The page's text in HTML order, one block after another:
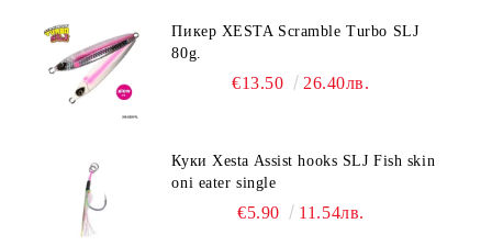
Пикер XESTA Scramble Turbo SLJ
80g.
€13.50 26.40лв.
Куки Xesta Assist hooks SLJ Fish skin
oni eater single
€5.90 11.54лв.